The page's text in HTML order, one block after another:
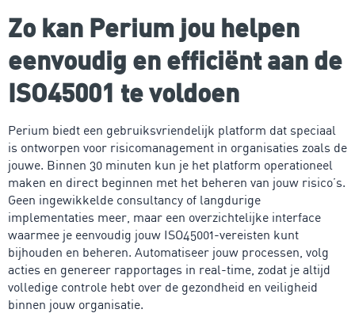
Zo kan Perium jou helpen
eenvoudig en efficiënt aan de
ISO45001 te voldoen
Perium biedt een gebruiksvriendelijk platform dat speciaal
is ontworpen voor risicomanagement in organisaties zoals de
jouwe. Binnen 30 minuten kun je het platform operationeel
maken en direct beginnen met het beheren van jouw risico’s.
Geen ingewikkelde consultancy of langdurige
implementaties meer, maar een overzichtelijke interface
waarmee je eenvoudig jouw ISO45001-vereisten kunt
bijhouden en beheren. Automatiseer jouw processen, volg
acties en genereer rapportages in real-time, zodat je altijd
volledige controle hebt over de gezondheid en veiligheid
binnen jouw organisatie.